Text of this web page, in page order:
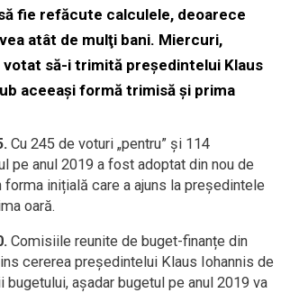
fie refăcute calculele, deoarece
atât de mulţi bani. Miercuri,
votat să-i trimită președintelui Klaus
aceeași formă trimisă și prima
Cu 245 de voturi „pentru” și 114
pe anul 2019 a fost adoptat din nou de
forma inițială care a ajuns la președintele
oară.
Comisiile reunite de buget-finanțe din
cererea președintelui Klaus Iohannis de
bugetului, așadar bugetul pe anul 2019 va